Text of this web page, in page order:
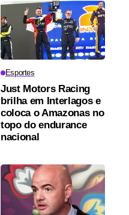
Esportes
Just Motors Racing
brilha em Interlagos e
coloca o Amazonas no
topo do endurance
nacional